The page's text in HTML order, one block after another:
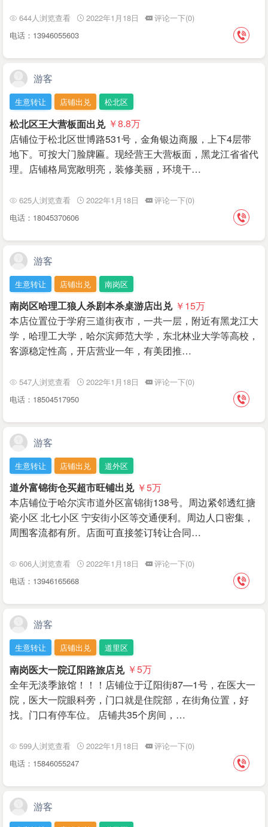
644人浏览查看 2022年1月18日
评论一下(0)
电话：13946055603
游客
生意转让 店铺出兑 松北区
松北区王大营板面出兑 ￥8.8万
店铺位于松北区世博路531号，金角银边商服，上下4层带
地下。可按大门脸牌匾。现经营王大营板面，黑龙江省省代
理。店铺格局宽敞明亮，装修美丽，环境干…
625人浏览查看 2022年1月18日
评论一下(0)
电话：18045370606
游客
生意转让 店铺出兑 南岗区
南岗区哈理工狼人杀剧本杀桌游店出兑 ￥15万
本店位置位于学府三道街夜市，一共一层，附近有黑龙江大
学，哈理工大学，哈尔滨师范大学，东北林业大学等高校，
客源稳定性高，开店营业一年，有美团推…
547人浏览查看 2022年1月18日
评论一下(0)
电话：18504517950
游客
生意转让 店铺出兑 道外区
道外富锦街仓买超市旺铺出兑 ￥5万
本店铺位于哈尔滨市道外区富锦街138号。周边紧邻透红搪
瓷小区 北七小区 宁安街小区等交通便利。周边人口密集，
周围客流都有所。店面可直接签订转让合同…
606人浏览查看 2022年1月18日
评论一下(0)
电话：13946165668
游客
生意转让 店铺出兑 道里区
南岗医大一院辽阳路旅店兑 ￥5万
全年无淡季旅馆！！！店铺位于辽阳街87—1号，在医大一
院，医大一院眼科旁，门口就是住院部，在街角位置，好
找。门口有停车位。 店铺共35个房间，…
599人浏览查看 2022年1月18日
评论一下(0)
电话：15846055247
游客